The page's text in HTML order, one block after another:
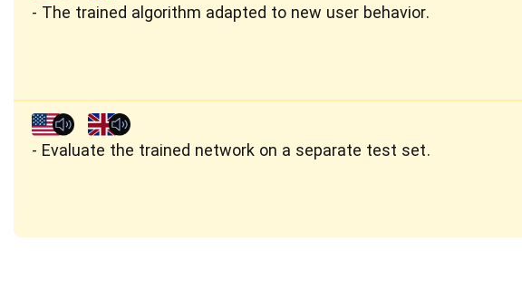
The trained algorithm adapted to new user behavior.
Evaluate the trained network on a separate test set.